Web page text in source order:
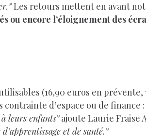
Les retours mettent en avant
ou encore l’éloignement des
(16,90 euros en
contrainte d’espace ou de finance :
leurs enfants”ajoute Laurie Fraise
et de santé.”